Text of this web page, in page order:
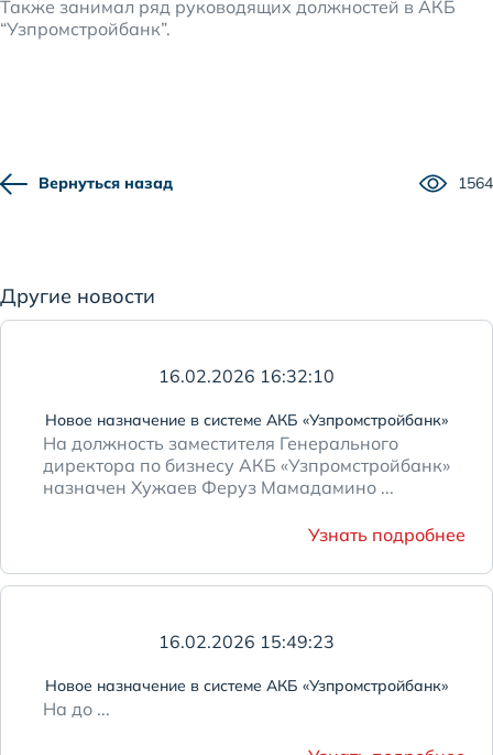
Также занимал ряд руководящих должностей в АКБ
“Узпромстройбанк”.
Вернуться назад 1564
Другие новости
16.02.2026 16:32:10
Новое назначение в системе АКБ «Узпромстройбанк»
На должность заместителя Генерального
директора по бизнесу АКБ «Узпромстройбанк»
назначен Хужаев Феруз Мамадамино ...
Узнать подробнее
16.02.2026 15:49:23
Новое назначение в системе АКБ «Узпромстройбанк»
На до ...